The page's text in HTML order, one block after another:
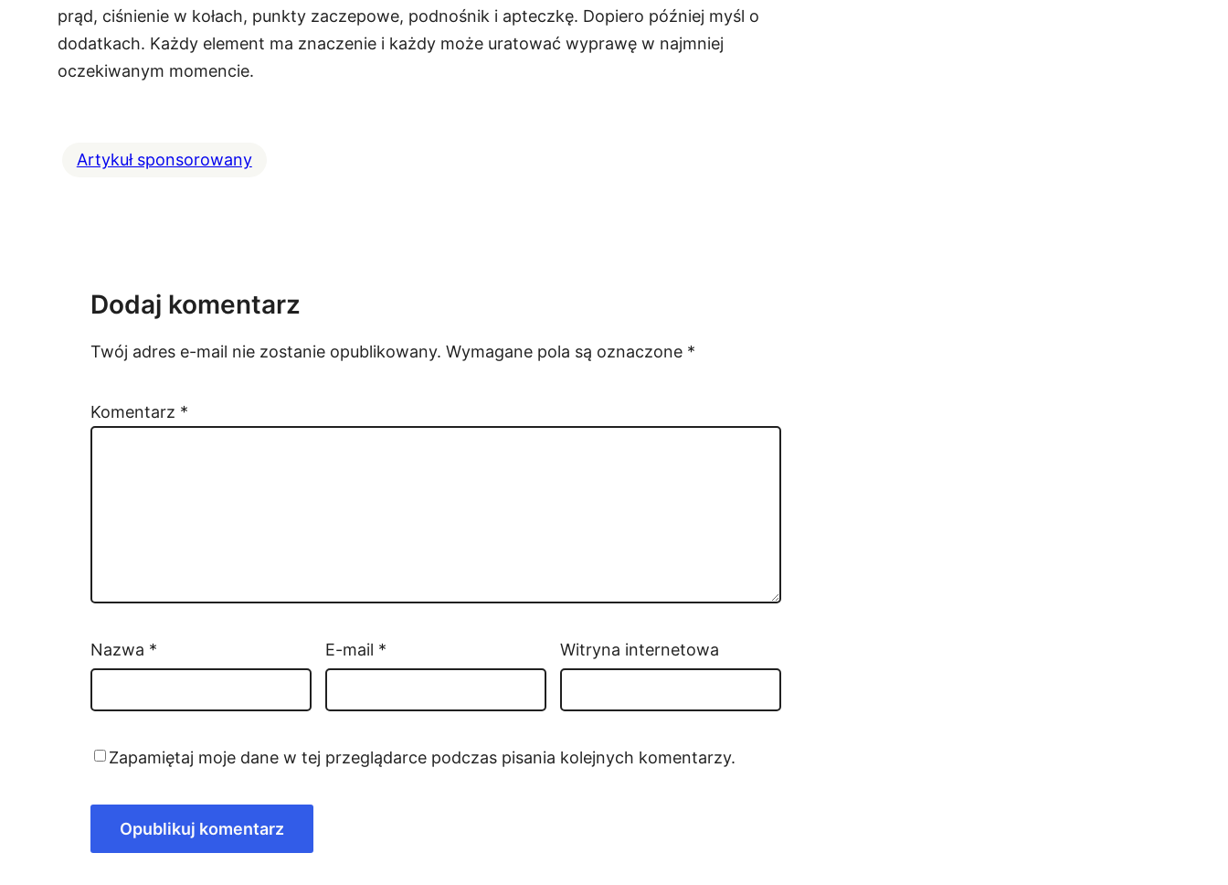
prąd, ciśnienie w kołach, punkty zaczepowe, podnośnik i apteczkę. Dopiero później myśl o
dodatkach. Każdy element ma znaczenie i każdy może uratować wyprawę w najmniej
oczekiwanym momencie.
Artykuł sponsorowany
Dodaj komentarz
Twój adres e-mail nie zostanie opublikowany. Wymagane pola są oznaczone *
Komentarz *
Nazwa * E-mail * Witryna internetowa
Zapamiętaj moje dane w tej przeglądarce podczas pisania kolejnych komentarzy.